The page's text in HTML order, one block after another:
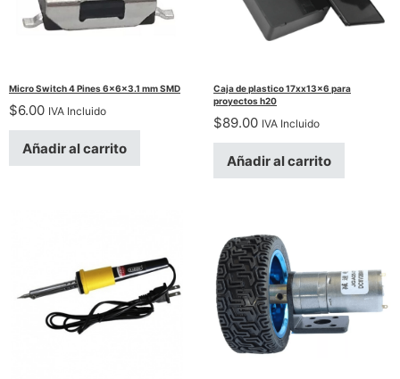
Micro Switch 4 Pines 6x6x3.1 mm SMD
$6.00 IVA Incluido
Añadir al carrito
Caja de plastico 17xx13x6 para
proyectos h20
$89.00 IVA Incluido
Añadir al carrito